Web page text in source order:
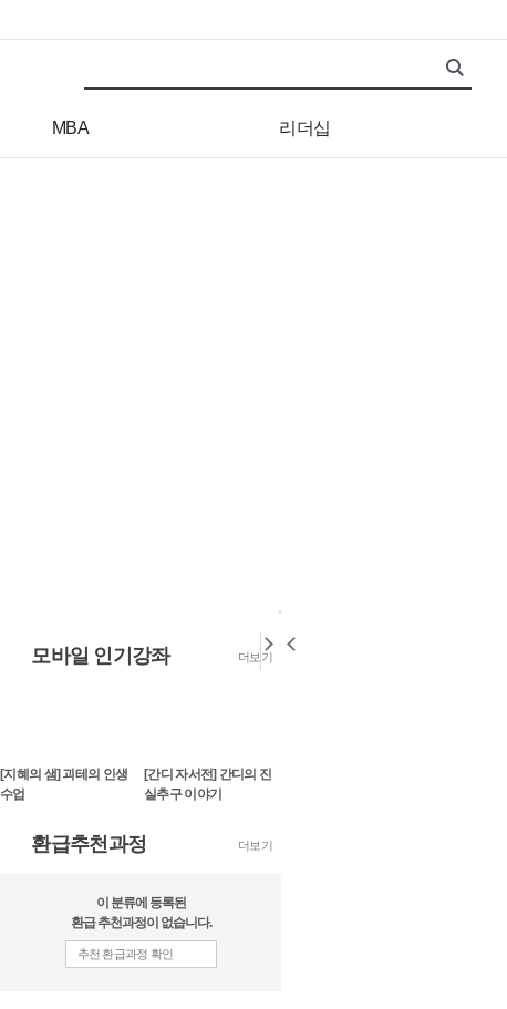
MBA 리더십
모바일 인기강좌 더보기
[지혜의 샘] 괴테의 인생
수업
[간디 자서전] 간디의 진
실추구 이야기
환급추천과정 더보기
이 분류에 등록된
환급 추천과정이 없습니다.
추천 환급과정 확인